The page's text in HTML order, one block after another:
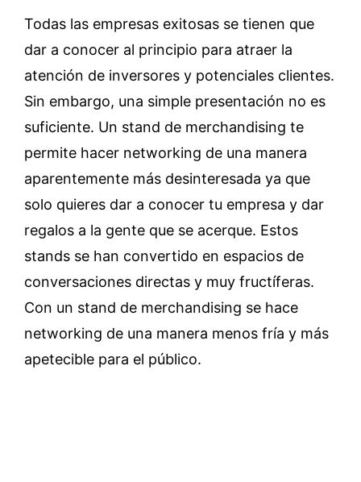
Todas las empresas exitosas se tienen que
dar a conocer al principio para atraer la
atención de inversores y potenciales clientes.
Sin embargo, una simple presentación no es
suficiente. Un stand de merchandising te
permite hacer networking de una manera
aparentemente más desinteresada ya que
solo quieres dar a conocer tu empresa y dar
regalos a la gente que se acerque. Estos
stands se han convertido en espacios de
conversaciones directas y muy fructíferas.
Con un stand de merchandising se hace
networking de una manera menos fría y más
apetecible para el público.